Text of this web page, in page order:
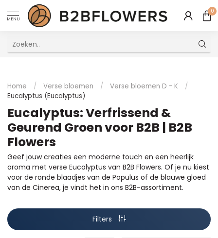
MENU
0
Home / Verse bloemen / Verse bloemen D - K
/
Eucalyptus (Eucalyptus)
Eucalyptus: Verfrissend &
Geurend Groen voor B2B | B2B
Flowers
Geef jouw creaties een moderne touch en een heerlijk
aroma met verse Eucalyptus van B2B Flowers. Of je nu kiest
voor de ronde blaadjes van de Populus of de blauwe gloed
van de Cinerea, je vindt het in ons B2B-assortiment.
Filters